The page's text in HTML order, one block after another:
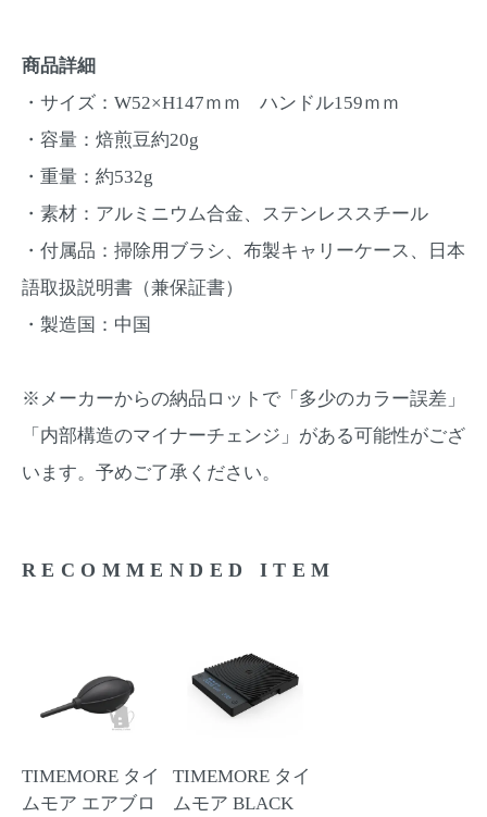
商品詳細
・サイズ：W52×H147ｍｍ ハンドル159ｍｍ
・容量：焙煎豆約20g
・重量：約532g
・素材：アルミニウム合金、ステンレススチール
・付属品：掃除用ブラシ、布製キャリーケース、日本
語取扱説明書（兼保証書）
・製造国：中国
※メーカーからの納品ロットで「多少のカラー誤差」
「内部構造のマイナーチェンジ」がある可能性がござ
います。予めご了承ください。
RECOMMENDED ITEM
TIMEMORE タイ
ムモア エアブロ
TIMEMORE タイ
ムモア BLACK